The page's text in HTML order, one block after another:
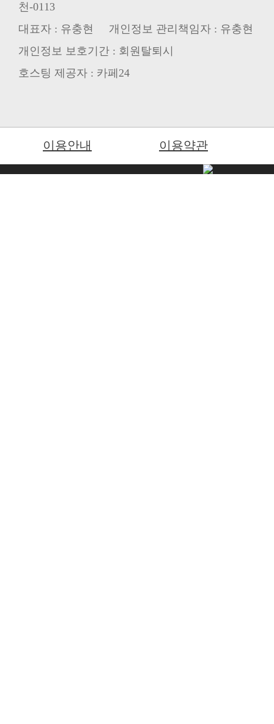
천-0113
대표자 : 유충현 개인정보 관리책임자 : 유충현
개인정보 보호기간 : 회원탈퇴시
호스팅 제공자 : 카페24
이용안내 이용약관